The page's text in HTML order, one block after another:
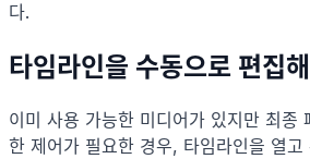
다.
타임라인을 수동으로 편집
이미 사용 가능한 미디어가 있지만 최종
한 제어가 필요한 경우, 타임라인을 열고